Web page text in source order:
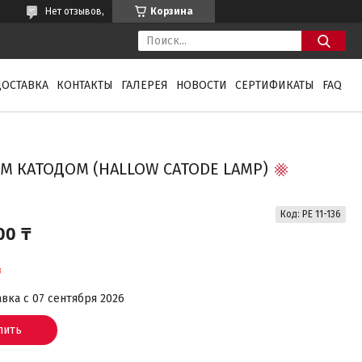
Корзина
Нет отзывов,
КОНТАКТЫ ГАЛЕРЕЯ НОВОСТИ СЕРТИФИКАТЫ FAQ
(HALLOW CATODE LAMP)
₸
Код: PE 11-136
с 07 сентября 2026